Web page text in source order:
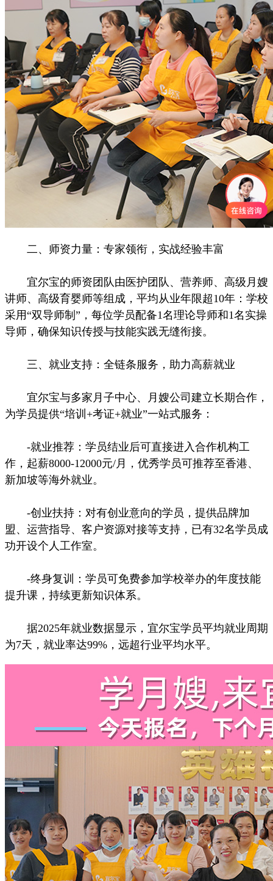
二、师资力量：专家领衔，实战经验丰富
宜尔宝的师资团队由医护团队、营养师、高级月嫂
讲师、高级育婴师等组成，平均从业年限超10年：学校
采用“双导师制”，每位学员配备1名理论导师和1名实操
导师，确保知识传授与技能实践无缝衔接。
三、就业支持：全链条服务，助力高薪就业
宜尔宝与多家月子中心、月嫂公司建立长期合作，
为学员提供“培训+考证+就业”一站式服务：
-就业推荐：学员结业后可直接进入合作机构工
作，起薪8000-12000元/月，优秀学员可推荐至香港、
新加坡等海外就业。
-创业扶持：对有创业意向的学员，提供品牌加
盟、运营指导、客户资源对接等支持，已有32名学员成
功开设个人工作室。
-终身复训：学员可免费参加学校举办的年度技能
提升课，持续更新知识体系。
据2025年就业数据显示，宜尔宝学员平均就业周期
为7天，就业率达99%，远超行业平均水平。